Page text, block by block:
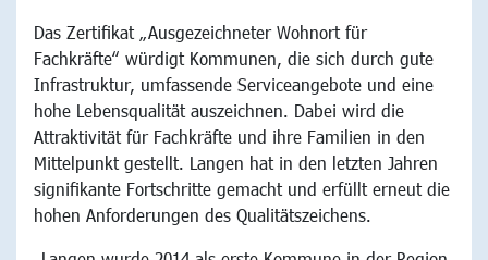
Das Zertifikat „Ausgezeichneter Wohnort für
Fachkräfte“ würdigt Kommunen, die sich durch gute
Infrastruktur, umfassende Serviceangebote und eine
hohe Lebensqualität auszeichnen. Dabei wird die
Attraktivität für Fachkräfte und ihre Familien in den
Mittelpunkt gestellt. Langen hat in den letzten Jahren
signifikante Fortschritte gemacht und erfüllt erneut die
hohen Anforderungen des Qualitätszeichens.